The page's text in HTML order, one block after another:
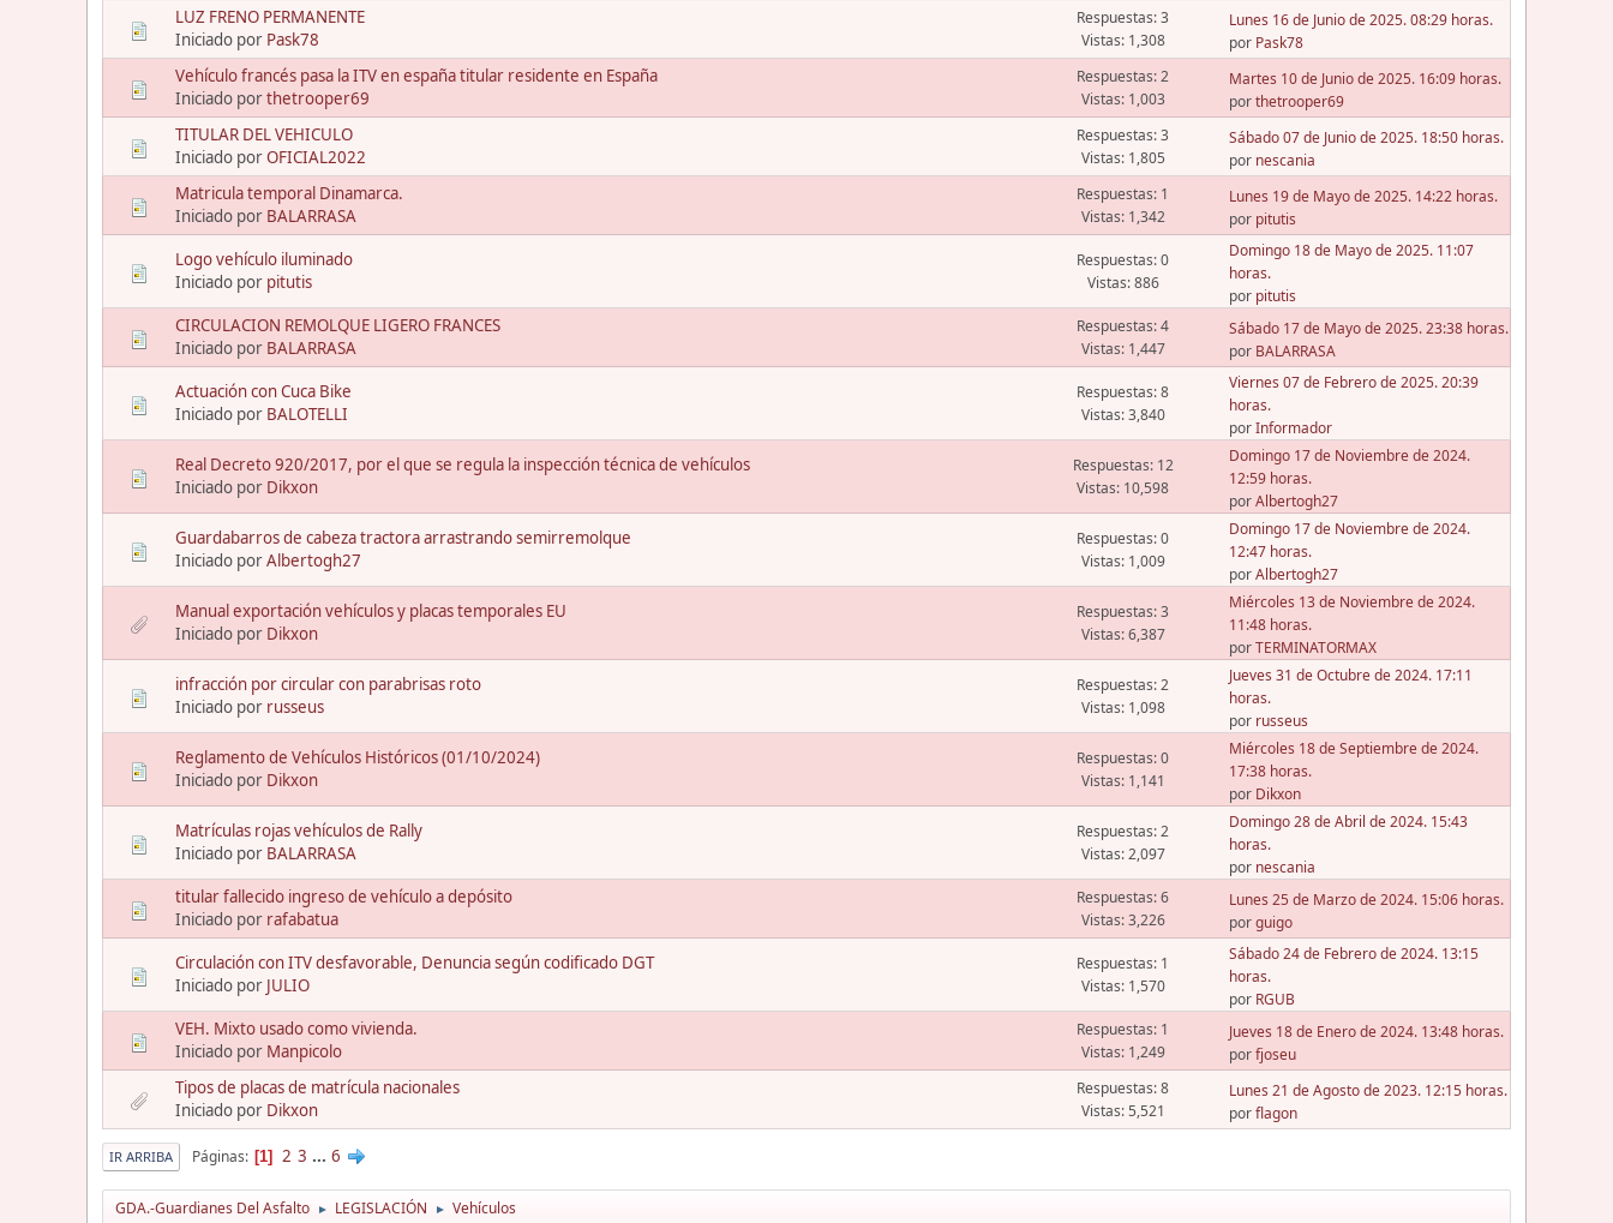
LUZ FRENO PERMANENTE
Iniciado por Pask78
Respuestas: 3
Vistas: 1,308
Lunes 16 de Junio de 2025. 08:29 horas.
por Pask78
Vehículo francés pasa la ITV en españa titular residente en España
Iniciado porthetrooper69
Respuestas: 2
Vistas: 1,003
Martes 10 de Junio de 2025. 16:09 horas.
porthetrooper69
TITULAR DEL VEHICULO
Iniciado porOFICIAL2022
Respuestas: 3
Vistas: 1,805
Sábado 07 de Junio de 2025. 18:50 horas.
por nescania
Matricula temporal Dinamarca.
Iniciado por BALARRASA
Respuestas: 1
Vistas: 1,342
Lunes 19 de Mayo de 2025. 14:22 horas.
por pitutis
Logo vehículo iluminado
Iniciado por pitutis
Respuestas: 0
Vistas: 886
Domingo 18 de Mayo de 2025. 11:07
horas.
por pitutis
CIRCULACION REMOLQUE LIGERO FRANCES
Iniciado por BALARRASA
Respuestas: 4
Vistas: 1,447
Sábado 17 de Mayo de 2025. 23:38 horas.
por BALARRASA
Actuación con Cuca Bike
Iniciado por BALOTELLI
Respuestas: 8
Vistas: 3,840
Viernes 07 de Febrero de 2025. 20:39
horas.
porInformador
Real Decreto 920/2017, por el que se regula la inspección técnica de vehículos
Iniciado por Dikxon
Respuestas: 12
Vistas: 10,598
Domingo 17 de Noviembre de 2024.
12:59 horas.
porAlbertogh27
Guardabarros de cabeza tractora arrastrando semirremolque
Iniciado porAlbertogh27
Respuestas: 0
Vistas: 1,009
Domingo 17 de Noviembre de 2024.
12:47 horas.
porAlbertogh27
Manual exportación vehículos y placas temporales EU
Iniciado por Dikxon
Respuestas: 3
Vistas: 6,387
Miércoles 13 de Noviembre de 2024.
11:48 horas.
porTERMINATORMAX
infracción por circular con parabrisas roto
Iniciado por russeus
Respuestas: 2
Vistas: 1,098
Jueves 31 de Octubre de 2024. 17:11
horas.
por russeus
Reglamento de Vehículos Históricos (01/10/2024)
Iniciado por Dikxon
Respuestas: 0
Vistas: 1,141
Miércoles 18 de Septiembre de 2024.
17:38 horas.
por Dikxon
Matrículas rojas vehículos de Rally
Iniciado por BALARRASA
Respuestas: 2
Vistas: 2,097
Domingo 28 de Abril de 2024. 15:43
horas.
por nescania
titular fallecido ingreso de vehículo a depósito
Iniciado por rafabatua
Respuestas: 6
Vistas: 3,226
Lunes 25 de Marzo de 2024. 15:06 horas.
porguigo
Circulación con ITV desfavorable, Denuncia según codificado DGT
Iniciado por JULIO
Respuestas: 1
Vistas: 1,570
Sábado 24 de Febrero de 2024. 13:15
horas.
por RGUB
VEH. Mixto usado como vivienda.
Iniciado por Manpicolo
Respuestas: 1
Vistas: 1,249
Jueves 18 de Enero de 2024. 13:48 horas.
porfjoseu
Tipos de placas de matrícula nacionales
Iniciado por Dikxon
Respuestas: 8
Vistas: 5,521
Lunes 21 de Agosto de 2023. 12:15 horas.
porflagon
IR ARRIBA Páginas 1 2 3 ... 6
GDA.-Guardianes Del Asfalto ► LEGISLACIÓN ► Vehículos